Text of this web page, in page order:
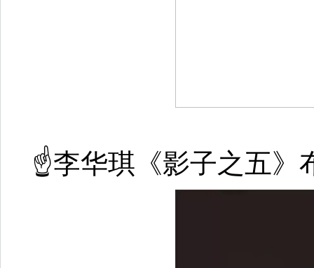
☝李华琪《影子之五》